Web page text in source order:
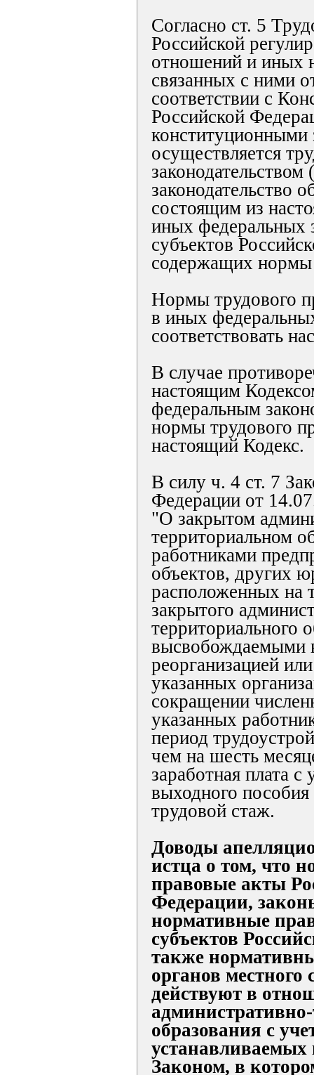
Согласно ст. 5
Российской
отношений и иных
связанных с ними
соответствии с
Российской
конституционными
осуществляется
законодательством
законодательство
состоящим из
иных федеральных
субъектов
содержащих нормы
Нормы трудового
в иных
соответствовать
В случае
настоящим
федеральным
нормы трудового
настоящий Кодекс.
В силу ч. 4 ст. 7
Федерации от
"О закрытом
территориальном
работниками
объектов, других
расположенных на
закрытого
территориального
высвобождаемыми
реорганизацией
указанных
сокращении
указанных
период
чем на шесть
заработная плата
выходного
трудовой стаж.
Доводы
истца о том, что
правовые акты
Федерации,
нормативные
субъектов
также
органов местного
действуют в
образования с
Законом, в